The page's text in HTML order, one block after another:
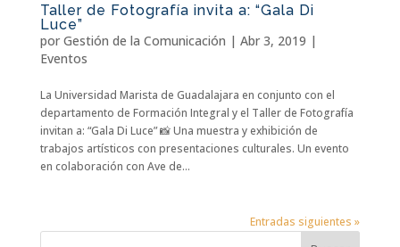
Taller de Fotografía invita a: “Gala Di
Luce”
por Gestión de la Comunicación | Abr 3, 2019 |
Eventos
La Universidad Marista de Guadalajara en conjunto con el
departamento de Formación Integral y el Taller de Fotografía
invitan a: “Gala Di Luce” 📸 Una muestra y exhibición de
trabajos artísticos con presentaciones culturales. Un evento
en colaboración con Ave de...
Entradas siguientes »